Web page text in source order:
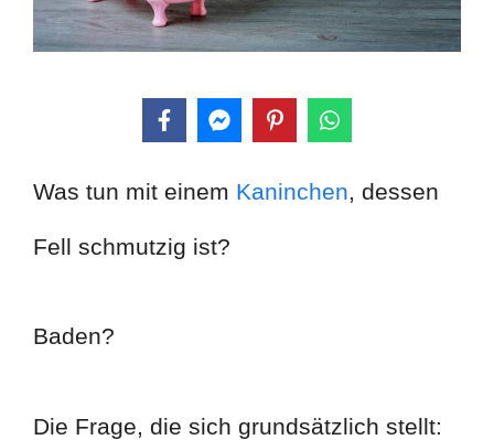
Was tun mit einem Kaninchen, dessen
Fell schmutzig ist?
Baden?
Die Frage, die sich grundsätzlich stellt: